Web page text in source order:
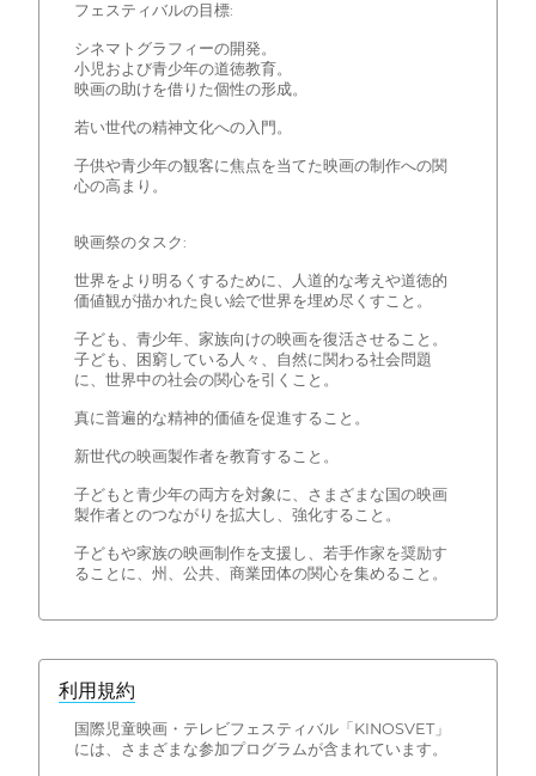
フェスティバルの目標:
シネマトグラフィーの開発。
小児および青少年の道徳教育。
映画の助けを借りた個性の形成。
若い世代の精神文化への入門。
子供や青少年の観客に焦点を当てた映画の制作への関
心の高まり。
映画祭のタスク:
世界をより明るくするために、人道的な考えや道徳的
価値観が描かれた良い絵で世界を埋め尽くすこと。
子ども、青少年、家族向けの映画を復活させること。
子ども、困窮している人々、自然に関わる社会問題
に、世界中の社会の関心を引くこと。
真に普遍的な精神的価値を促進すること。
新世代の映画製作者を教育すること。
子どもと青少年の両方を対象に、さまざまな国の映画
製作者とのつながりを拡大し、強化すること。
子どもや家族の映画制作を支援し、若手作家を奨励す
ることに、州、公共、商業団体の関心を集めること。
利用規約
国際児童映画・テレビフェスティバル「KINOSVET」
には、さまざまな参加プログラムが含まれています。